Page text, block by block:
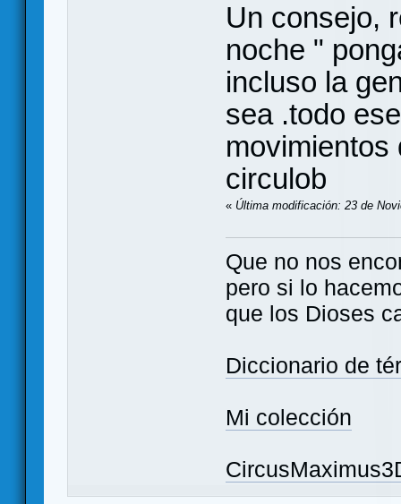
Un consejo,
noche "
incluso la
sea .todo
movimientos
circulob
« Última modificación: 23 de
Que no nos
pero si lo
que los Dioses
Diccionario de
Mi colección